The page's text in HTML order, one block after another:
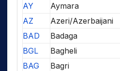
AY
Aymara
AZ
Azeri/Azerbaijani
BAD
Badaga
BGL
Bagheli
BAG
Bagri